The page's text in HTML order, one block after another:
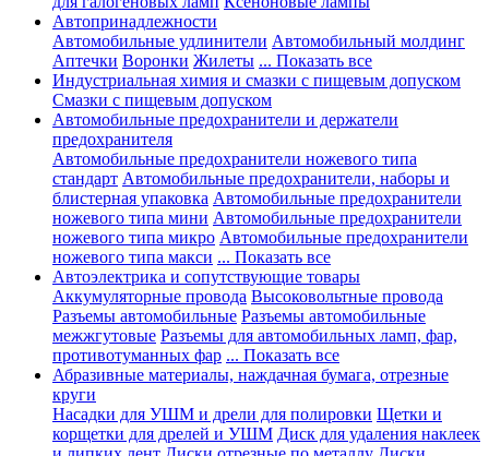
Автопринадлежности
Автомобильные удлинители Автомобильный молдинг
Аптечки Воронки Жилеты ... Показать все
Индустриальная химия и смазки с пищевым допуском
Смазки с пищевым допуском
Автомобильные предохранители и держатели
предохранителя
Автомобильные предохранители ножевого типа
стандарт Автомобильные предохранители, наборы и
блистерная упаковка Автомобильные предохранители
ножевого типа мини Автомобильные предохранители
ножевого типа микро Автомобильные предохранители
ножевого типа макси ... Показать все
Автоэлектрика и сопутствующие товары
Аккумуляторные провода Высоковольтные провода
Разъемы автомобильные Разъемы автомобильные
межжгутовые Разъемы для автомобильных ламп, фар,
противотуманных фар ... Показать все
Абразивные материалы, наждачная бумага, отрезные
круги
Насадки для УШМ и дрели для полировки Щетки и
корщетки для дрелей и УШМ Диск для удаления наклеек